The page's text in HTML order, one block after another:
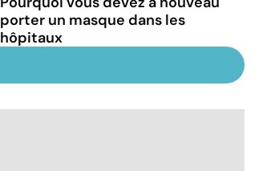
porter un masque dans les
hôpitaux